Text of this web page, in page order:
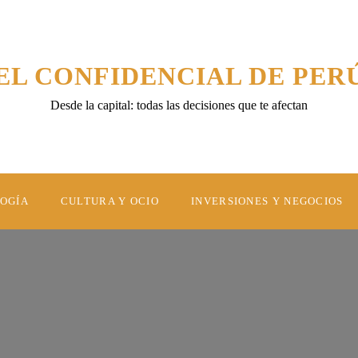
CONFIDENCIAL DE
Desde la capital: todas las decisiones que te afectan
CULTURA Y OCIO INVERSIONES Y NEGOCIOS